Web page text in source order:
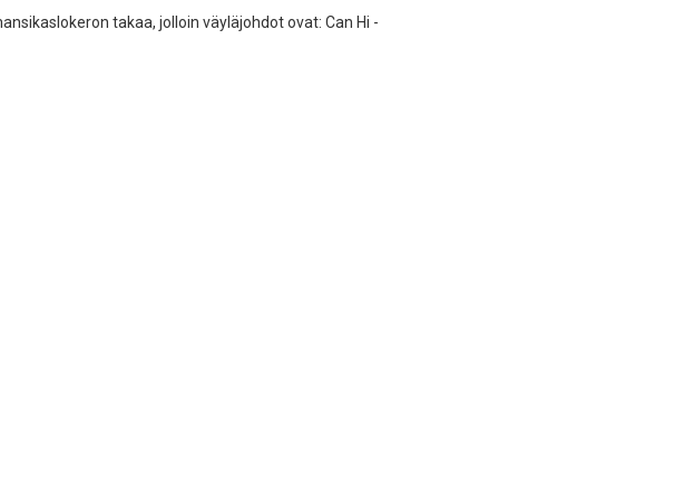
takaa, jolloin väyläjohdot ovat: Can Hi -